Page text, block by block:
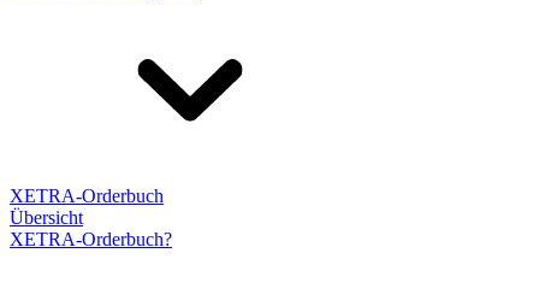
XETRA-Orderbuch
Übersicht
XETRA-Orderbuch?